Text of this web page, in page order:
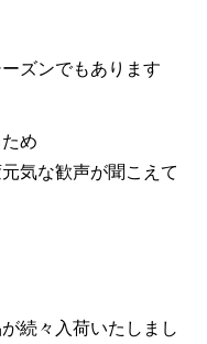
ズンでもあります
め
気な歓声が聞こえて
続々入荷いたしまし